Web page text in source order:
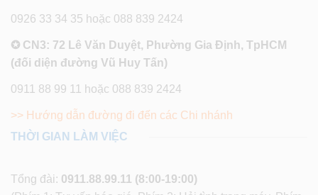
0926 33 34 35 hoặc 088 839 2424
✪ CN3: 72 Lê Văn Duyệt, Phường Gia Định, TpHCM
(đối diện đường Vũ Huy Tấn)
0911 88 99 11 hoặc 088 839 2424
>> Hướng dẫn đường đi đến các Chi nhánh
THỜI GIAN LÀM VIỆC
Tổng đài: 0911.88.99.11 (8:00-19:00)